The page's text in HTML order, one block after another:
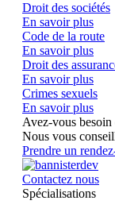
Droit des sociétés
En savoir plus
Code de la route
En savoir plus
Droit des
En savoir plus
Crimes sexuels
En savoir plus
Avez-vous
Nous vous
Prendre un
Contactez nous
Spécialisations